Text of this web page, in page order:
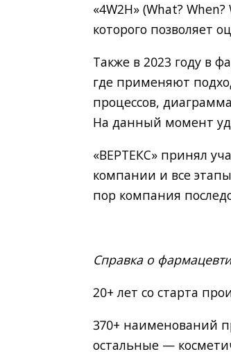
«4W2H» (What?
которого позволяет
Также в 2023 году в
где применяют
процессов,
На данный момент
«ВЕРТЕКС» принял
компании и все
пор компания
Справка о
20+ лет со старта
370+ наименований
остальные —